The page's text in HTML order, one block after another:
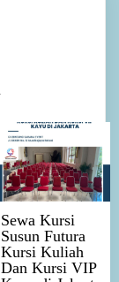
Sewa Kursi
Susun Futura
Kursi Kuliah
Dan Kursi VIP